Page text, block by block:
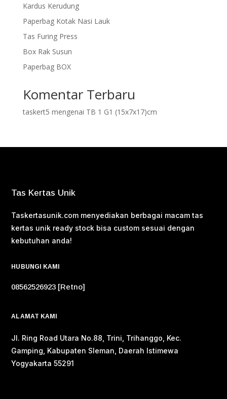
Kardus Kerudung
Paperbag Kotak Nasi Lauk
Tas Furing Press
Box Rak Susun
Paperbag BOX
Komentar Terbaru
taskert5 mengenai TB 1 G1 (15x7x17)cm
Tas Kertas Unik
Taskertasunik.com menyediakan berbagai macam tas
kertas unik ready stock bisa custom sesuai dengan
kebutuhan anda!
HUBUNGI KAMI
08562526923 [Retno]
ALAMAT KAMI
Jl. Ring Road Utara No.88, Trini, Trihanggo, Kec.
Gamping, Kabupaten Sleman, Daerah Istimewa
Yogyakarta 55291